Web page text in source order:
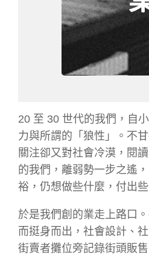
20 至 30 世代的我們，自
力與所謂的「狼性」。不
關注卻又對社會冷漠，閱
的我們，離弱勢一步之遙
裕，仍想做些什麼，付出
於是我們創的業走上路口
而挺身而出，社會設計、
街賣者攤位旁記錄街頭販